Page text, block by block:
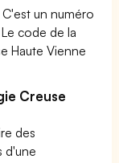
un numéro
code de la
Haute Vienne
Creuse
des
d'une